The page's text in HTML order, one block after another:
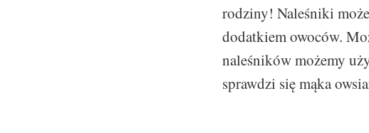
rodziny! Naleśniki
dodatkiem owoców.
naleśników możemy
sprawdzi się mąka